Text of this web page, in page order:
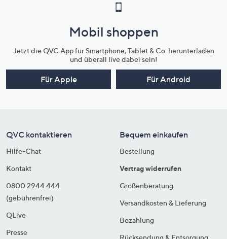
Mobil shoppen
Jetzt die QVC App für Smartphone, Tablet & Co. herunterladen
und überall live dabei sein!
Für Apple Für Android
QVC kontaktieren
Hilfe-Chat
Kontakt
0800 2944 444
(gebührenfrei)
QLive
Presse
Bequem einkaufen
Bestellung
Vertrag widerrufen
Größenberatung
Versandkosten & Lieferung
Bezahlung
Rücksendung & Entsorgung